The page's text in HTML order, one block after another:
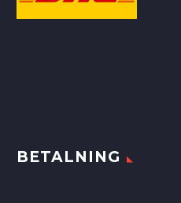
BETALNING